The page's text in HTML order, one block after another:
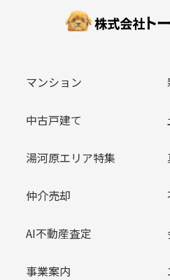
マンション
中古戸建て
湯河原エリア特集
仲介売却
AI不動産査定
事業案内